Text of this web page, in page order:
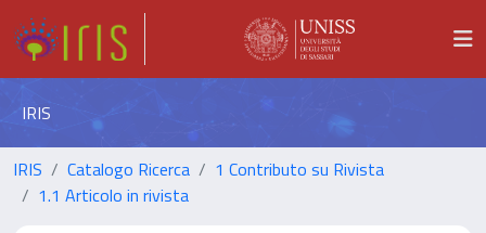
IRIS
IRIS Catalogo Ricerca
1 Contributo su Rivista
1.1 Articolo in rivista